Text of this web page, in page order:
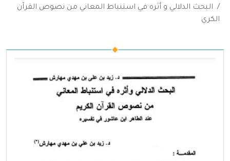
البحث الدلالي و أثره في استنباط المعاني من نصوص القرآن
الكري